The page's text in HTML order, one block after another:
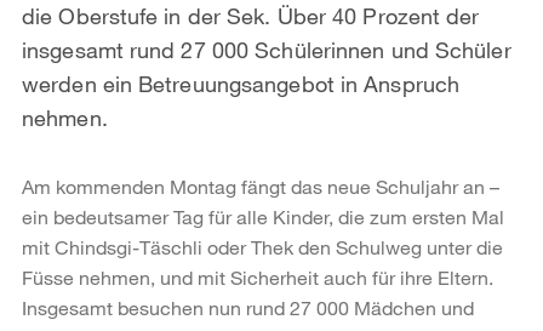
die Oberstufe in der Sek. Über 40 Prozent der
insgesamt rund 27 000 Schülerinnen und Schüler
werden ein Betreuungsangebot in Anspruch
nehmen.
Am kommenden Montag fängt das neue Schuljahr an –
ein bedeutsamer Tag für alle Kinder, die zum ersten Mal
mit Chindsgi-Täschli oder Thek den Schulweg unter die
Füsse nehmen, und mit Sicherheit auch für ihre Eltern.
Insgesamt besuchen nun rund 27 000 Mädchen und